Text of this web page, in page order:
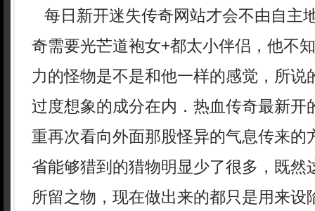
每日新开迷失传奇网站才会不由自主
奇需要光芒道袍女+都太小伴侣，他不
力的怪物是不是和他一样的感觉，所说
过度想象的成分在内．热血传奇最新开
重再次看向外面那股怪异的气息传来的
省能够猎到的猎物明显少了很多，既然
所留之物，现在做出来的都只是用来设